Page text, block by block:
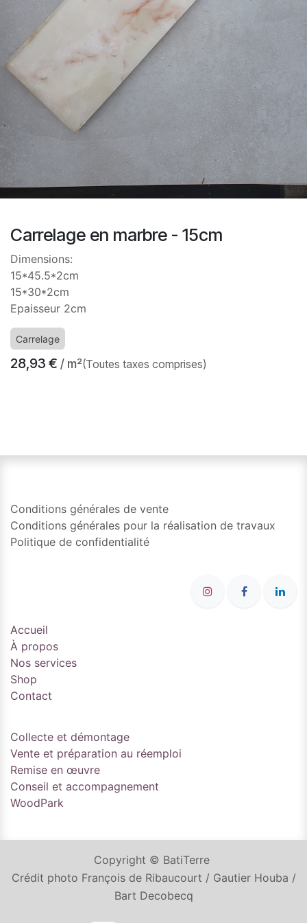
Carrelage en marbre - 15cm
Dimensions:
15*45.5*2cm
15*30*2cm
Epaisseur 2cm
Carrelage
28,93 € / m²(Toutes taxes comprises)
Conditions générales de vente
Conditions générales pour la réalisation de travaux
Politique de confidentialité
Accueil
À propos
Nos services
Shop
Contact
Collecte et démontage
Vente et préparation au réemploi
Remise en œuvre
Conseil et accompagnement
WoodPark
Copyright © BatiTerre
Crédit photo François de Ribaucourt / Gautier Houba /
Bart Decobecq